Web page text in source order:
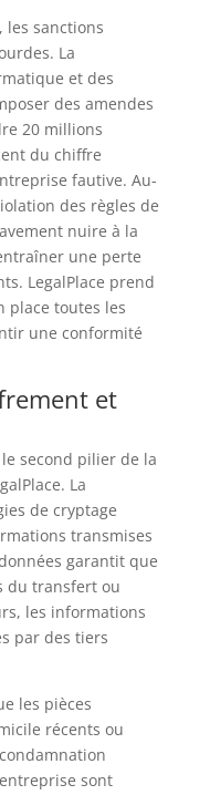
les sanctions
La
et des
des amendes
20 millions
du chiffre
fautive. Au-
des règles de
nuire à la
une perte
LegalPlace prend
place toutes les
une conformité
et
second pilier de la
La
de cryptage
transmises
garantit que
du transfert ou
les informations
par des tiers
les pièces
récents ou
sont